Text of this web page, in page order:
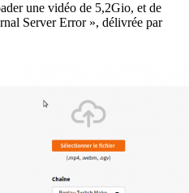
une vidéo de 5,2Gio, et de
Server Error », délivrée par